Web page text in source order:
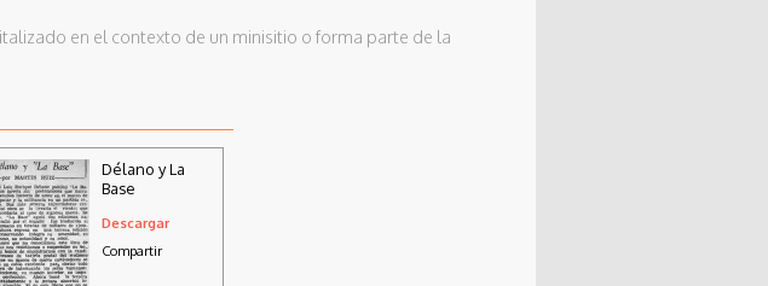
en el contexto de un minisitio o forma parte de la
Délano y La
Base
Descargar
Compartir